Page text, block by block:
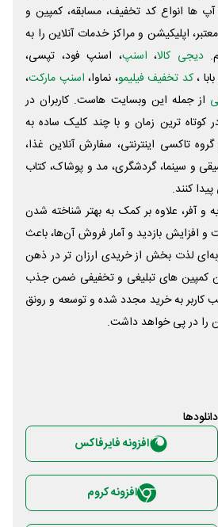
ها انواع کد تخفیف، مسابقه، کمپین و
اپلیکیشن و مراکز خدمات آنلاین را به
دیجی کالا، اسنپ، اسنپ فود، تپسی،
،کد تخفیف فیلیمو، نماوا، اسنپ مارکت،
از جمله این وبسایت ‌هاست. کاربران در
کوتاه ترین زمان و با چند کلیک ساده به
تاکسی اینترنتی، سفارش آنلاین غذا،
و سینما، گردشگری، مد و پوشاک، کتاب
کنند.
و آفر، علاوه بر کمک به بهتر شناخته شدن
و افزایش بازدید و آمار فروش آن‌ها، باعث
لذت بخش از خریدی ارزان تر در ذهن
کمپین های تبلیغی و تخفیفی ضمن جذب
کاربر به خرید مجدد شده و توسعه و رونق
را در پی خواهد داشت.
دانلود‌ها
افزونه فایرفاکس
افزونه کروم